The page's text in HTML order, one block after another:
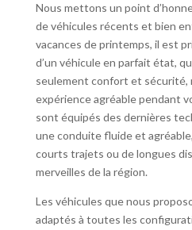
Nous mettons un point
de véhicules récents et bien
vacances de printemps, il est
d’un véhicule en parfait état,
seulement confort et sécurité,
expérience agréable pendant
sont équipés des dernières
une conduite fluide et
courts trajets ou de longues
merveilles de la région.
Les véhicules que nous
adaptés à toutes les